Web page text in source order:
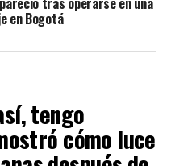
en Bogotá
tengo
cómo luce